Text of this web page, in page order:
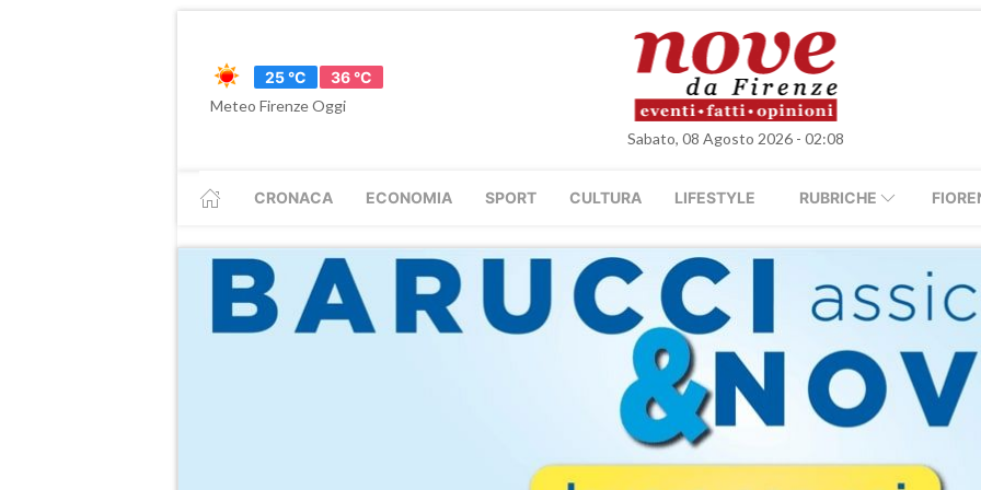
25 °C
36 °C
Meteo Firenze Oggi
Sabato, 08 Agosto 2026 - 02:08
CRONACA ECONOMIA SPORT CULTURA LIFESTYLE RUBRICHE